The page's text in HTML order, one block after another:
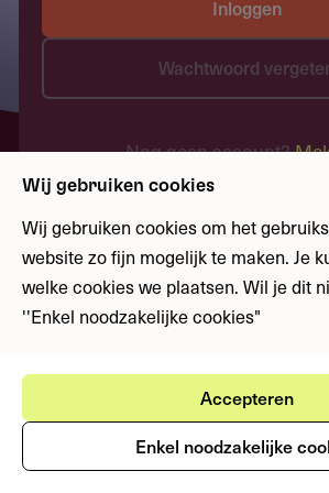
Inloggen
Wachtwoord
Nog geen account?
Wij gebruiken cookies
Wij gebruiken cookies om het
website zo fijn mogelijk te maken. Je
welke cookies we plaatsen. Wil je dit
''Enkel noodzakelijke cookies"
Accepteren
Enkel noodzakelijke